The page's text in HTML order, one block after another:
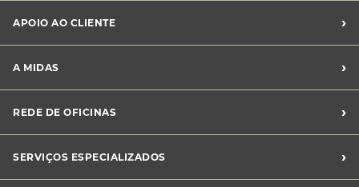
Franchising Midas
APOIO AO CLIENTE ›
Livro de Reclamações
Canal de Denúncias
Perguntas Frequentes
A MIDAS ›
Sustentabilidade
Notícias Midas
REDE DE OFICINAS ›
SERVIÇOS ESPECIALIZADOS
›